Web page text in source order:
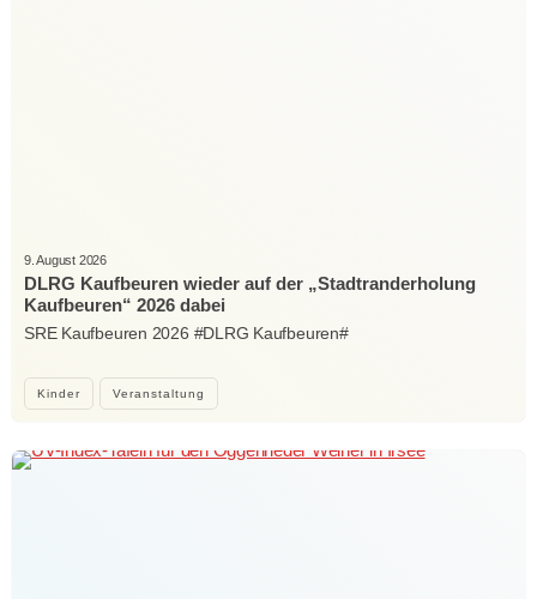
Kinder Veranstaltung
9. August 2026
DLRG Kaufbeuren wieder auf der „Stadtranderholung
Kaufbeuren“ 2026 dabei
SRE Kaufbeuren 2026 #DLRG Kaufbeuren#